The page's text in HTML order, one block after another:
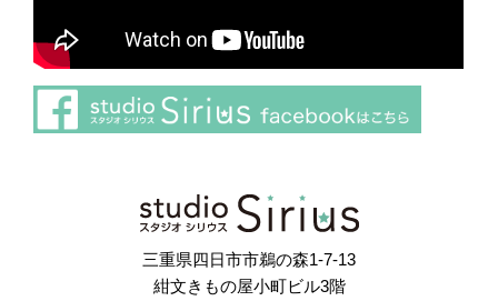
Instagram でフォロー
三重県四日市市鵜の森1-7-13
紺文きもの屋小町ビル3階